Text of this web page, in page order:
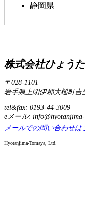
静岡県
株式会社ひょう
〒028-1101
岩手県上閉伊郡大槌町吉
tel&fax: 0193-44-3009
eメール:
メールでの問い合わせは
Hyotanjima-Tomaya, Ltd.